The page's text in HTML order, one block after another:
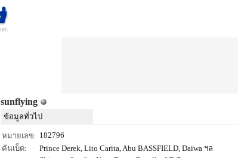
sunflying
ข้อมูลทั่วไป
หมายเลข: 182796
คันเบ็ด:
Prince Derek, Lito Carita, Abu BASSFIELD, Daiwa ฯล